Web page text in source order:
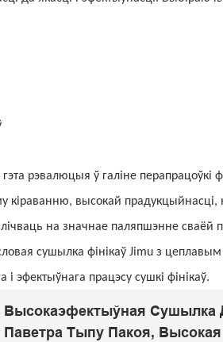
рэвалюцыя ў галіне перапрацоўкі
кіраванню, высокай
на значнае паляпшэнне сваёй
сушылка фінікаў Jimu з
эфектыўнага працэсу сушкі фінікаў.
Высокаэфектыўная Сушылка
Паветра Тыпу Пакоя,